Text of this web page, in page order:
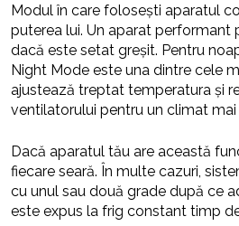
Modul în care folosești aparatul
puterea lui. Un aparat
dacă este setat greșit. Pentru
Night Mode este una dintre cele
ajustează treptat temperatura și
ventilatorului pentru un climat mai
Dacă aparatul tău are această
fiecare seară. În multe cazuri,
cu unul sau două grade după ce
este expus la frig constant timp